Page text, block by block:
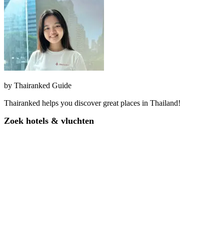
by Thairanked Guide
Thairanked helps you discover great places in Thailand!
Zoek hotels & vluchten